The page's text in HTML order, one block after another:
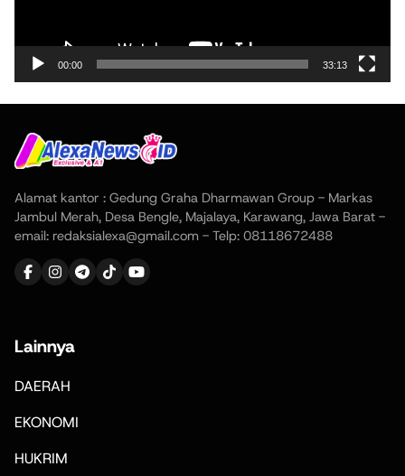
00:00 33:13
Alamat kantor : Gedung Graha Dharmawan Group - Markas
Jambul Merah, Desa Bengle, Majalaya, Karawang, Jawa Barat -
email: redaksialexa@gmail.com - Telp: 08118672488
Lainnya
DAERAH
EKONOMI
HUKRIM